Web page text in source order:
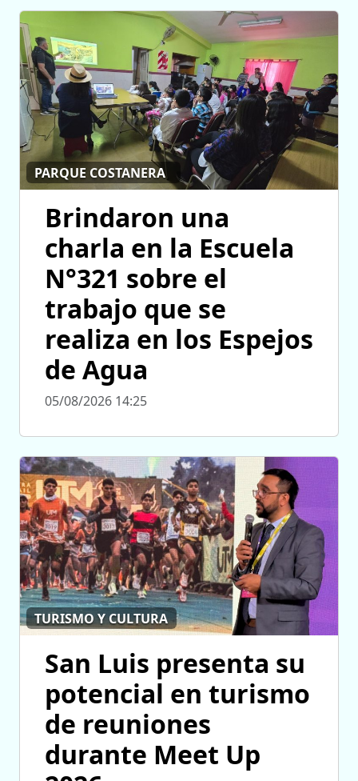
PARQUE COSTANERA
Brindaron una
charla en la Escuela
N°321 sobre el
trabajo que se
realiza en los Espejos
de Agua
05/08/2026 14:25
TURISMO Y CULTURA
San Luis presenta su
potencial en turismo
de reuniones
durante Meet Up